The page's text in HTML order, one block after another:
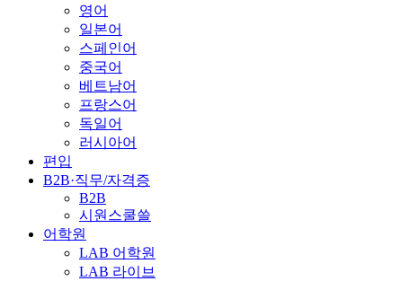
영어
일본어
스페인어
중국어
베트남어
프랑스어
독일어
러시아어
편입
B2B·직무/자격증
B2B
시원스쿨쓸
어학원
LAB 어학원
LAB 라이브